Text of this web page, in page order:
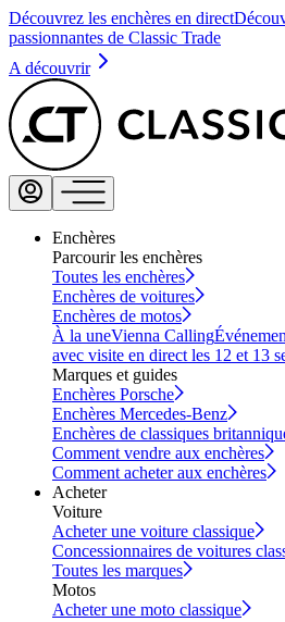
Découvrez les enchères en direct
passionnantes de Classic Trade
A découvrir
Enchères
Parcourir les enchères
Toutes les enchères
Enchères de voitures
Enchères de motos
À la uneVienna Calling
avec visite en direct les 12 et 13
Marques et guides
Enchères Porsche
Enchères Mercedes-Benz
Enchères de classiques
Comment vendre aux enchères
Comment acheter aux enchères
Acheter
Voiture
Acheter une voiture classique
Concessionnaires de voitures
Toutes les marques
Motos
Acheter une moto classique